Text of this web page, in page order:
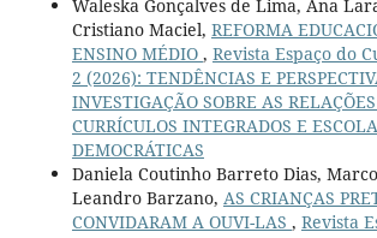
Waleska Gonçalves de Lima, Ana
Cristiano Maciel, REFORMA
ENSINO MÉDIO , Revista Espaço do
2 (2026): TENDÊNCIAS E
INVESTIGAÇÃO SOBRE AS
CURRÍCULOS INTEGRADOS E
DEMOCRÁTICAS
Daniela Coutinho Barreto Dias,
Leandro Barzano, AS CRIANÇAS
CONVIDARAM A OUVI-LAS , Revista